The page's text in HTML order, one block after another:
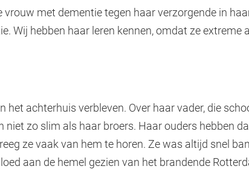
vrouw met dementie tegen haar verzorgende in
Wij hebben haar leren kennen, omdat ze
achterhuis verbleven. Over haar vader, die
zo slim als haar broers. Haar ouders hebben
ze vaak van hem te horen. Ze was altijd snel
aan de hemel gezien van het brandende